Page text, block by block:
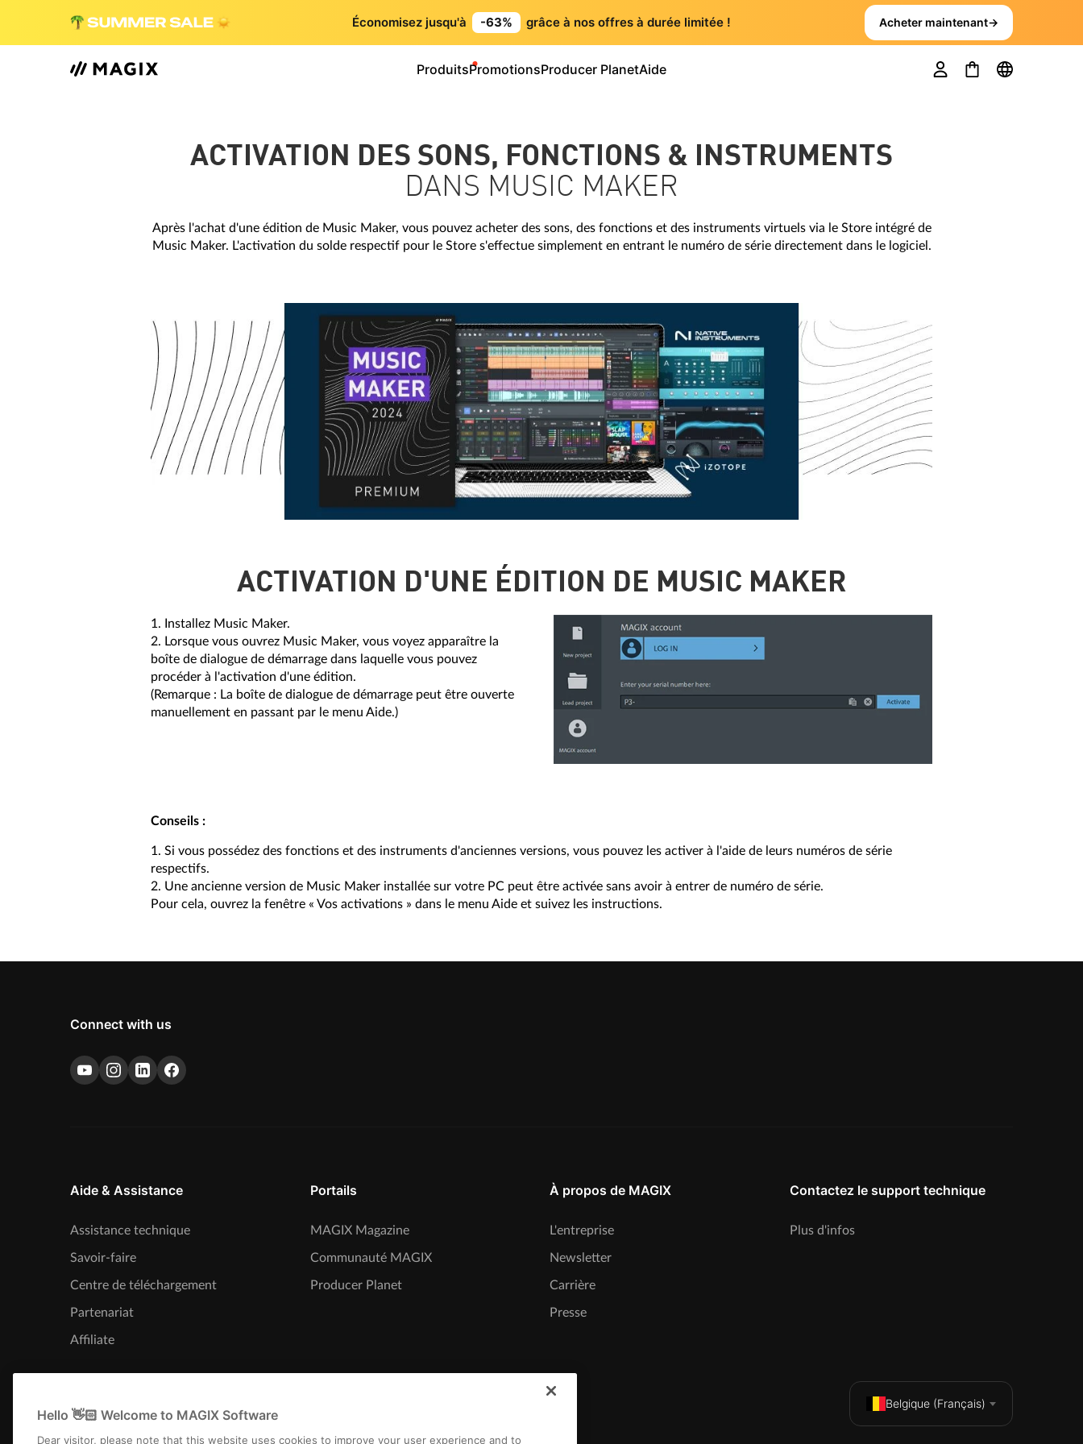
Économisez jusqu'à -63% grâce à nos offres à durée limitée ! Acheter maintenant→
ProduitsPromotionsProducer PlanetAide
ACTIVATION DES SONS, FONCTIONS & INSTRUMENTS
DANS MUSIC MAKER
Après l'achat d'une édition de Music Maker, vous pouvez acheter des sons, des fonctions et des instruments virtuels via le Store intégré de
Music Maker. L'activation du solde respectif pour le Store s'effectue simplement en entrant le numéro de série directement dans le logiciel.
ACTIVATION D'UNE ÉDITION DE MUSIC MAKER
1. Installez Music Maker.
2. Lorsque vous ouvrez Music Maker, vous voyez apparaître la
boîte de dialogue de démarrage dans laquelle vous pouvez
procéder à l'activation d'une édition.
(Remarque : La boîte de dialogue de démarrage peut être ouverte
manuellement en passant par le menu Aide.)
Conseils :
1. Si vous possédez des fonctions et des instruments d'anciennes versions, vous pouvez les activer à l'aide de leurs numéros de série
respectifs.
2. Une ancienne version de Music Maker installée sur votre PC peut être activée sans avoir à entrer de numéro de série.
Pour cela, ouvrez la fenêtre « Vos activations » dans le menu Aide et suivez les instructions.
Connect with us
Aide & Assistance
Assistance technique
Savoir-faire
Centre de téléchargement
Partenariat
Affiliate
Portails
MAGIX Magazine
Communauté MAGIX
Producer Planet
À propos de MAGIX
L'entreprise
Newsletter
Carrière
Presse
Contactez le support technique
Plus d'infos
Belgique (Français)
Hello 👋🏻 Welcome to MAGIX Software
Dear visitor, please note that this website uses cookies to improve your user experience and to